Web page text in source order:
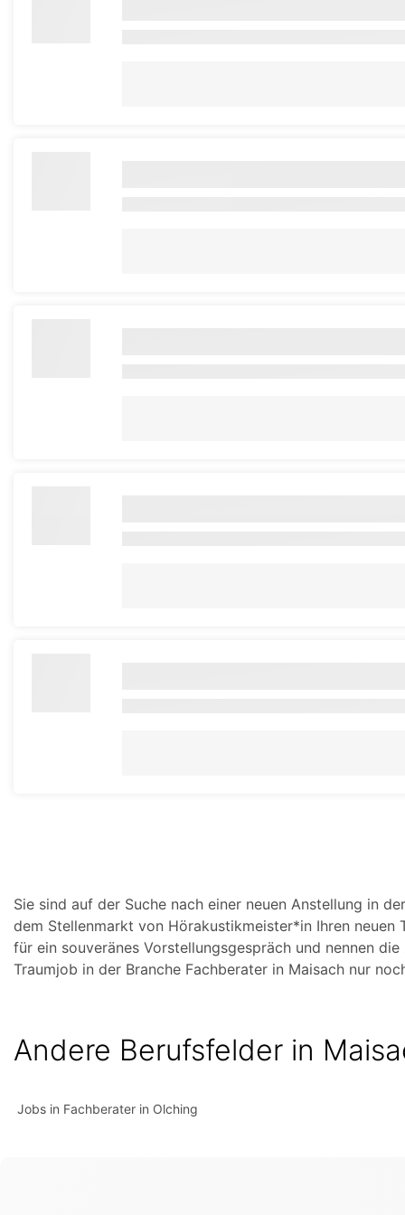
Sie sind auf der Suche nach einer neuen Anstellung in
dem Stellenmarkt von Hörakustikmeister*in Ihren
für ein souveränes Vorstellungsgespräch und nennen
Traumjob in der Branche Fachberater in Maisach nur
Andere Berufsfelder in
Jobs in Fachberater in Olching